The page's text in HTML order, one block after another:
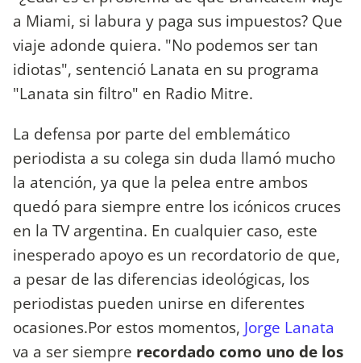
a Miami, si labura y paga sus impuestos? Que
viaje adonde quiera. "No podemos ser tan
idiotas", sentenció Lanata en su programa
"Lanata sin filtro" en Radio Mitre.
La defensa por parte del emblemático
periodista a su colega sin duda llamó mucho
la atención, ya que la pelea entre ambos
quedó para siempre entre los icónicos cruces
en la TV argentina. En cualquier caso, este
inesperado apoyo es un recordatorio de que,
a pesar de las diferencias ideológicas, los
periodistas pueden unirse en diferentes
ocasiones.Por estos momentos, Jorge Lanata
va a ser siempre recordado como uno de los